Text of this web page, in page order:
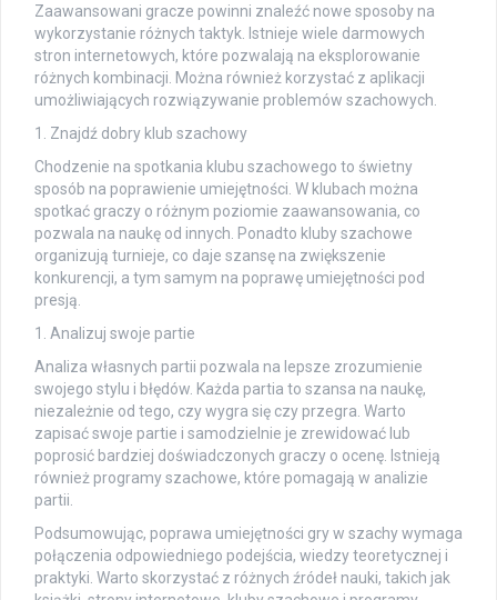
Zaawansowani gracze powinni znaleźć nowe sposoby na
wykorzystanie różnych taktyk. Istnieje wiele darmowych
stron internetowych, które pozwalają na eksplorowanie
różnych kombinacji. Można również korzystać z aplikacji
umożliwiających rozwiązywanie problemów szachowych.
1. Znajdź dobry klub szachowy
Chodzenie na spotkania klubu szachowego to świetny
sposób na poprawienie umiejętności. W klubach można
spotkać graczy o różnym poziomie zaawansowania, co
pozwala na naukę od innych. Ponadto kluby szachowe
organizują turnieje, co daje szansę na zwiększenie
konkurencji, a tym samym na poprawę umiejętności pod
presją.
1. Analizuj swoje partie
Analiza własnych partii pozwala na lepsze zrozumienie
swojego stylu i błędów. Każda partia to szansa na naukę,
niezależnie od tego, czy wygra się czy przegra. Warto
zapisać swoje partie i samodzielnie je zrewidować lub
poprosić bardziej doświadczonych graczy o ocenę. Istnieją
również programy szachowe, które pomagają w analizie
partii.
Podsumowując, poprawa umiejętności gry w szachy wymaga
połączenia odpowiedniego podejścia, wiedzy teoretycznej i
praktyki. Warto skorzystać z różnych źródeł nauki, takich jak